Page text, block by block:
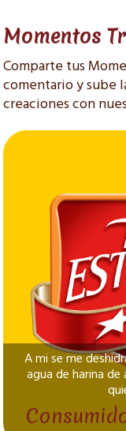
Momentos
Comparte tus
comentario y sube
creaciones con
A mi se me
agua de harina